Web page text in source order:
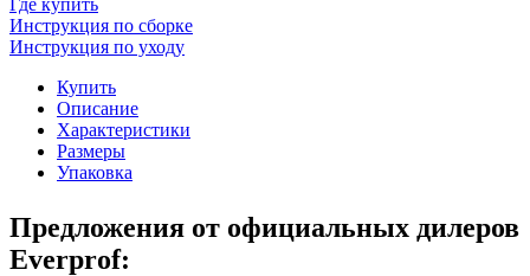
Инструкция по сборке
Инструкция по уходу
Купить
Описание
Характеристики
Размеры
Упаковка
Предложения от официальных дилеров
Everprof: